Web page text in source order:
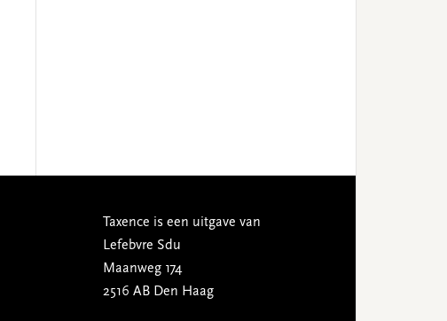
Taxence is een uitgave van
Lefebvre Sdu
Maanweg 174
2516 AB Den Haag